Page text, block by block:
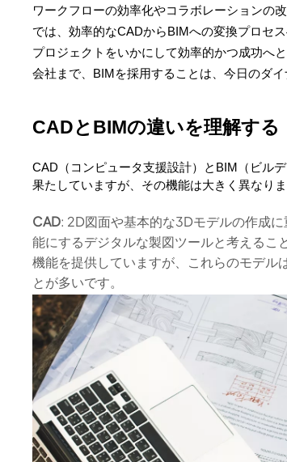
ワークフローの効率化やコラボレーションの
では、効率的なCADからBIMへの変換プロセ
プロジェクトをいかにして効率的かつ成功へ
会社まで、BIMを採用することは、今日のダ
CADとBIMの違いを理解する
CAD（コンピュータ支援設計）とBIM（ビル
果たしていますが、その機能は大きく異なり
CAD: 2D図面や基本的な3Dモデルの作成
能にするデジタルな製図ツールと考える
機能を提供していますが、これらのモデル
とが多いです。